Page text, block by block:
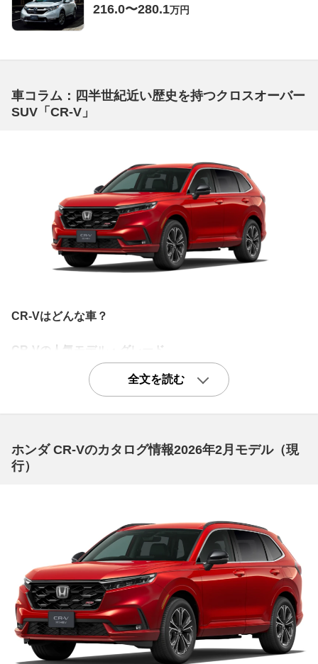
216.0〜280.1万円
車コラム：四半世紀近い歴史を持つクロスオーバー
SUV「CR-V」
CR-Vはどんな車？
CR-Vの人気モデル・グレード
都会的な外装を持つフルマークの上級モデル「フルマーク
2001年9月に登場した2代目CR-Vは、背面にスペアタイヤ
同色バンパーなど洗練された外観のフルマークが用意され
ました。iLは両モデルに用意された上級グレードになりま
で、組み合わされるミッションはどちらもインパネシフト
の4速ATのみとなります。10・15モード燃費はFFが13.4k
m/L、4WDが13.0km/L。60：40分割でのダブルフォール
ディングが可能な後席や、ガラスハッチのみの開閉もでき
る横開き式リヤゲートなど、使い勝手も考慮されていま
す。15インチアルミホイールや本革巻ステアリングホイ
ールなど装備が充実したフルマークiLなので、一括査定で
の高額評価は間違いないでしょう。
全文を読む
ホンダ CR-Vのカタログ情報2026年2月モデル（現
行）